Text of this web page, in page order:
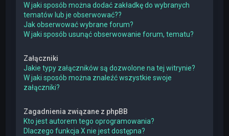
W jaki sposób można dodać zakładkę do wybranych
tematów lub je obserwować??
Jak obserwować wybrane forum?
W jaki sposób usunąć obserwowanie forum, tematu?
Załączniki
Jakie typy załączników są dozwolone na tej witrynie?
W jaki sposób można znaleźć wszystkie swoje
załączniki?
Zagadnienia związane z phpBB
Kto jest autorem tego oprogramowania?
Dlaczego funkcja X nie jest dostępna?